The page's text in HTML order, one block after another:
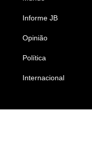
Informe JB
Opinião
Política
Internacional